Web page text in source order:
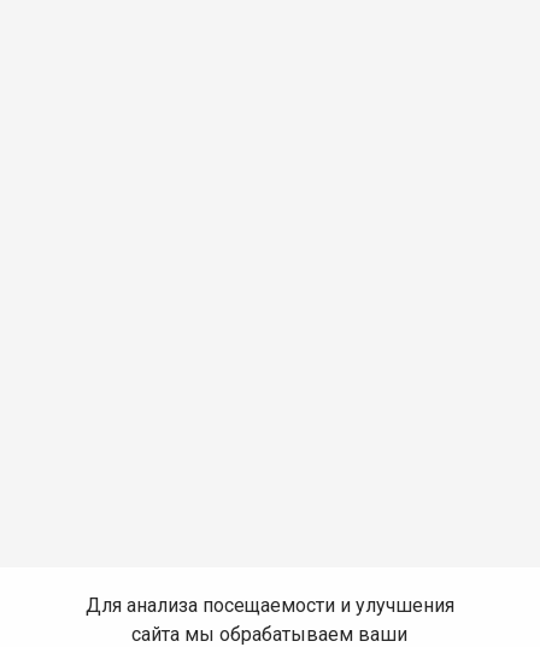
Для анализа посещаемости и улучшения
сайта мы обрабатываем ваши